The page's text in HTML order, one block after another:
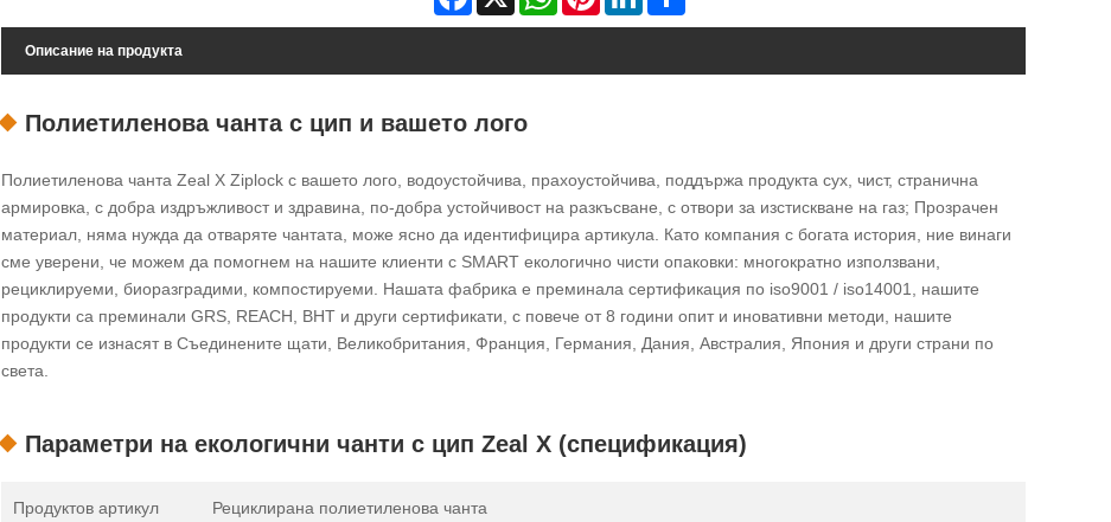
Описание на продукта
Полиетиленова чанта с цип и вашето лого
Полиетиленова чанта Zeal X Ziplock с вашето лого, водоустойчива, прахоустойчива, поддържа продукта сух, чист, странична
армировка, с добра издръжливост и здравина, по-добра устойчивост на разкъсване, с отвори за изстискване на газ; Прозрачен
материал, няма нужда да отваряте чантата, може ясно да идентифицира артикула. Като компания с богата история, ние винаги
сме уверени, че можем да помогнем на нашите клиенти с SMART екологично чисти опаковки: многократно използвани,
рециклируеми, биоразградими, компостируеми. Нашата фабрика е преминала сертификация по iso9001 / iso14001, нашите
продукти са преминали GRS, REACH, BHT и други сертификати, с повече от 8 години опит и иновативни методи, нашите
продукти се изнасят в Съединените щати, Великобритания, Франция, Германия, Дания, Австралия, Япония и други страни по
света.
Параметри на екологични чанти с цип Zeal X (спецификация)
Продуктов артикул Рециклирана полиетиленова чанта